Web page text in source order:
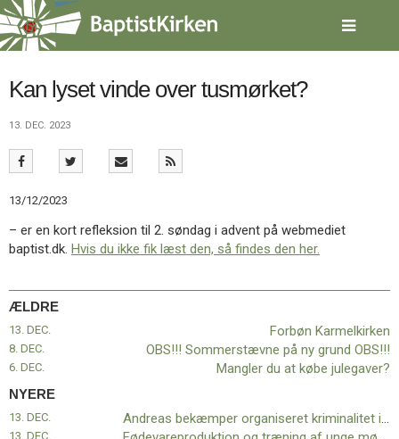
Spring
menu
over
gå
indholdVend
forsiden
1.0:
Forside
3.0:
Kalender
4.0:
Inspiration
6.0:
Mission
7.0:
Om
BaptistKirken
8.0:
Kontakt
9.0:
Forside
10.0:
Nyheder
11.0:
Kalender
12.0:
Inspiration
Kan lyset vinde over tusmørket?
13. DEC. 2023
13/12/2023
– er en kort refleksion til 2. søndag i advent på webmediet
baptist.dk. Hvis du ikke fik læst den, så findes den her.
ÆLDRE
13. DEC. Forbøn Karmelkirken
8. DEC. OBS!!! Sommerstævne på ny grund OBS!!!
6. DEC. Mangler du at købe julegaver?
NYERE
Andreas bekæmper organiseret kriminalitet i Honduras
13. DEC.
13. DEC.